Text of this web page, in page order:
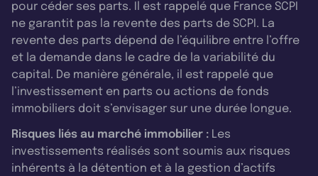
pour céder ses parts. Il est rappelé que France SCPI
ne garantit pas la revente des parts de SCPI. La
revente des parts dépend de l’équilibre entre l’offre
et la demande dans le cadre de la variabilité du
capital. De manière générale, il est rappelé que
l’investissement en parts ou actions de fonds
immobiliers doit s’envisager sur une durée longue.
Risques liés au marché immobilier : Les
investissements réalisés sont soumis aux risques
inhérents à la détention et à la gestion d’actifs